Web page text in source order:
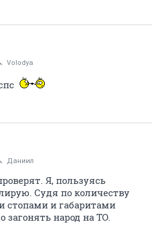
Volodya
Даниил
Я, пользуясь
Судя по количеству
стопами и габаритами
загонять народ на ТО.